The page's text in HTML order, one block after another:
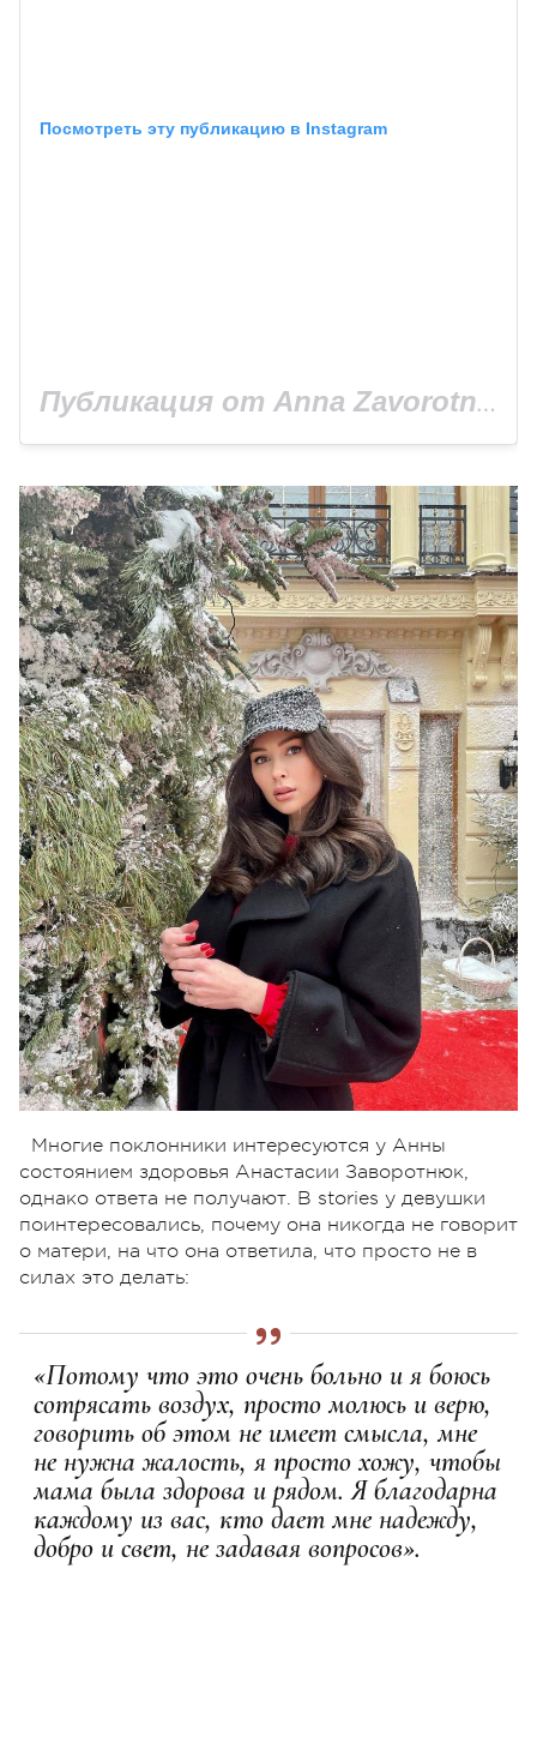
Посмотреть эту публикацию в Instagram
Публикация от Anna Zavorotnyuk (@anna_zavorotnyuk)
Многие поклонники интересуются у Анны
состоянием здоровья Анастасии Заворотнюк,
однако ответа не получают. В stories у девушки
поинтересовались, почему она никогда не говорит
о матери, на что она ответила, что просто не в
силах это делать:
«Потому что это очень больно и я боюсь
сотрясать воздух, просто молюсь и верю,
говорить об этом не имеет смысла, мне
не нужна жалость, я просто хожу, чтобы
мама была здорова и рядом. Я благодарна
каждому из вас, кто дает мне надежду,
добро и свет, не задавая вопросов».